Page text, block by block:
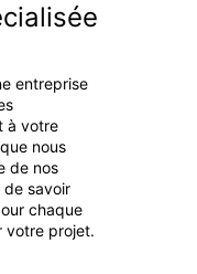
entreprise
à votre
nous
de nos
de savoir
chaque
votre projet.